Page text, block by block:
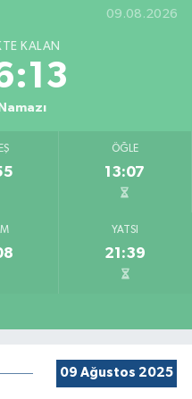
09.08.2026
KALAN
ÖĞLE
13:07
YATSI
21:39
09 Ağustos 2025